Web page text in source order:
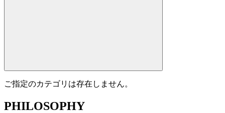
ご指定のカテゴリは存在しません。
PHILOSOPHY